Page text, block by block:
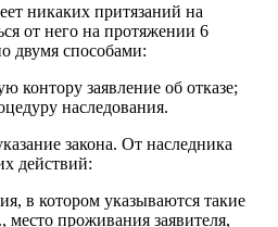
никаких притязаний на
от него на протяжении 6
двумя способами:
контору заявление об отказе;
наследования.
закона. От наследника
действий:
в котором указываются такие
проживания заявителя,